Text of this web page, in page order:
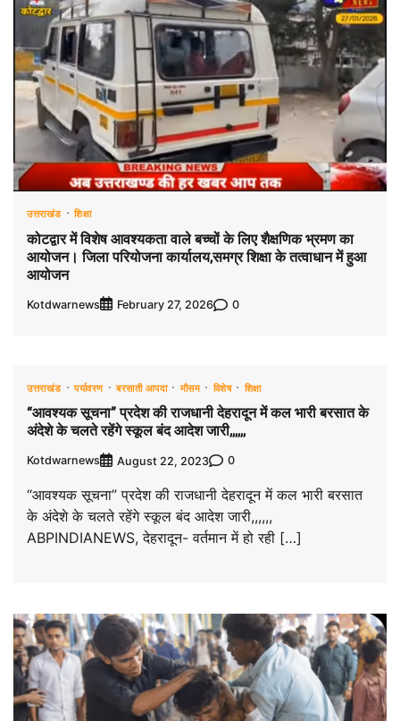
उत्तराखंड शिक्षा
कोटद्वार में विशेष आवश्यकता वाले बच्चों के लिए शैक्षणिक भ्रमण का
आयोजन। जिला परियोजना कार्यालय,समग्र शिक्षा के तत्वाधान में हुआ
आयोजन
Kotdwarnews February 27, 2026 0
उत्तराखंड पर्यावरण बरसाती आपदा मौसम विशेष शिक्षा
“आवश्यक सूचना” प्रदेश की राजधानी देहरादून में कल भारी बरसात के
अंदेशे के चलते रहेंगे स्कूल बंद आदेश जारी,,,,,,
Kotdwarnews August 22, 2023 0
“आवश्यक सूचना” प्रदेश की राजधानी देहरादून में कल भारी बरसात
के अंदेशे के चलते रहेंगे स्कूल बंद आदेश जारी,,,,,,
ABPINDIANEWS, देहरादून- वर्तमान में हो रही […]